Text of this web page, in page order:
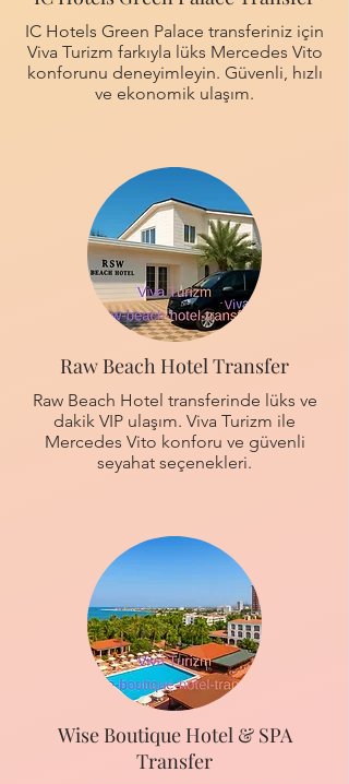
IC Hotels Green Palace transferiniz için
Viva Turizm farkıyla lüks Mercedes Vito
konforunu deneyimleyin. Güvenli, hızlı
ve ekonomik ulaşım.
Raw Beach Hotel Transfer
Raw Beach Hotel transferinde lüks ve
dakik VIP ulaşım. Viva Turizm ile
Mercedes Vito konforu ve güvenli
seyahat seçenekleri.
Wise Boutique Hotel & SPA
Transfer